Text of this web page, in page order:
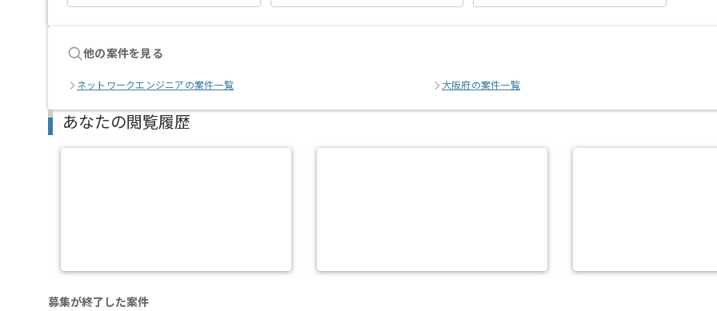
他の案件を見る
ネットワークエンジニアの案件一覧 大阪府の案件一覧
あなたの閲覧履歴
募集が終了した案件